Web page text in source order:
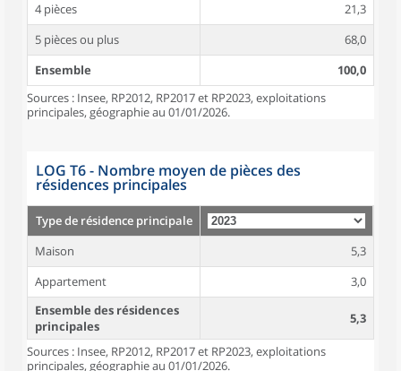
4 pièces
21,3
5 pièces ou plus
68,0
Ensemble
100,0
Sources : Insee, RP2012, RP2017 et RP2023, exploitations
principales, géographie au 01/01/2026.
LOG T6 - Nombre moyen de pièces des
résidences principales
Type de résidence principale
Maison
5,3
Appartement
3,0
Ensemble des résidences
principales
5,3
Sources : Insee, RP2012, RP2017 et RP2023, exploitations
principales, géographie au 01/01/2026.